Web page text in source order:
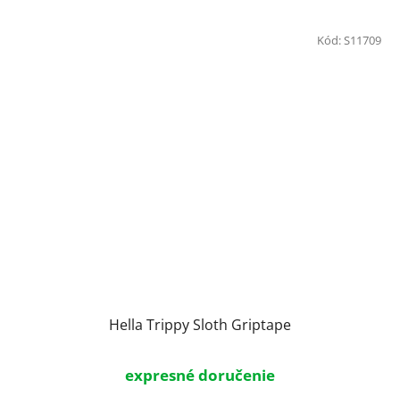
Hella Trippy Sloth Griptape
expresné doručenie
Kód:S11709